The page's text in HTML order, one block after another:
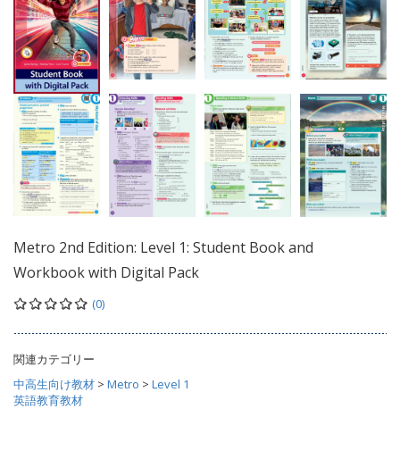
Metro 2nd Edition: Level 1: Student Book and
Workbook with Digital Pack
(0)
関連カテゴリー
中高生向け教材 > Metro > Level 1
英語教育教材